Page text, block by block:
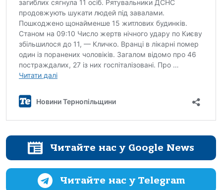
Читайте нас у Google News
Читайте нас у Telegram